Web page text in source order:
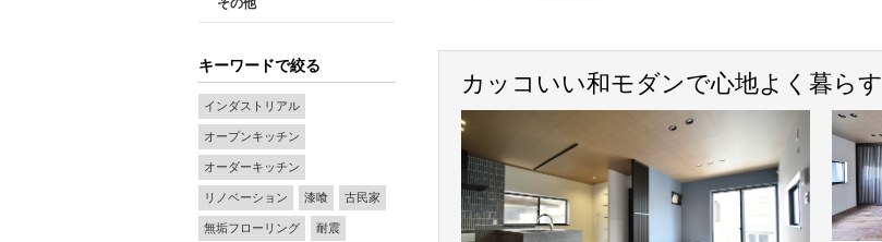
キーワードで絞る
インダストリアル
オープンキッチン
オーダーキッチン
リノベーション 漆喰 古民家
無垢フローリング 耐震
カッコいい和モダンで心地よく暮らす